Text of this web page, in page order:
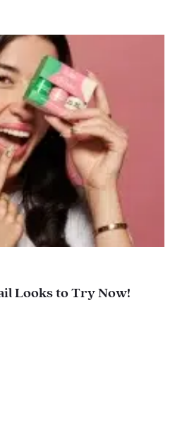
Looks to Try Now!